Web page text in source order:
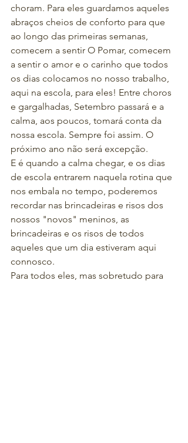
choram. Para eles guardamos aqueles
abraços cheios de conforto para que
ao longo das primeiras semanas,
comecem a sentir O Pomar, comecem
a sentir o amor e o carinho que todos
os dias colocamos no nosso trabalho,
aqui na escola, para eles! Entre choros
e gargalhadas, Setembro passará e a
calma, aos poucos, tomará conta da
nossa escola. Sempre foi assim. O
próximo ano não será excepção.
E é quando a calma chegar, e os dias
de escola entrarem naquela rotina que
nos embala no tempo, poderemos
recordar nas brincadeiras e risos dos
nossos "novos" meninos, as
brincadeiras e os risos de todos
aqueles que um dia estiveram aqui
connosco.
Para todos eles, mas sobretudo para